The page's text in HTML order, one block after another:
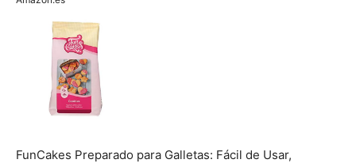
FunCakes Preparado para Galletas: Fácil de Usar,